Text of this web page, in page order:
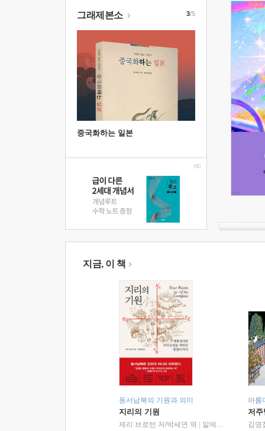
그래제본소
중국화하는 일본
3/5
지금, 이 책
동서남북의 기원과 의미
지리의 기원
제리 브로턴 저/박세연 역
알에이치코리아(RHK)
아름
저
김명